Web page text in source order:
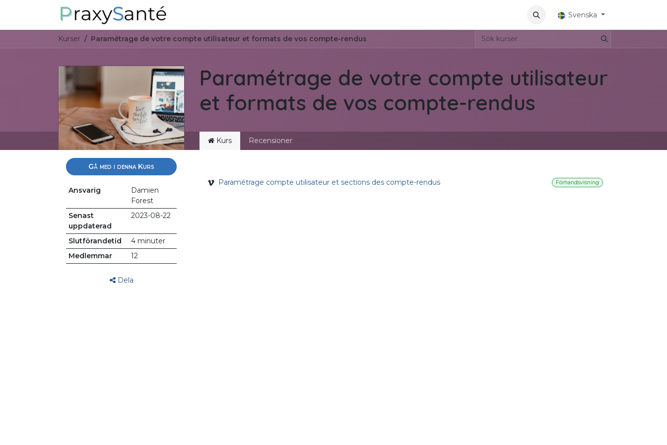
Hoppa till innehåll
Svenska
Kurser Paramétrage de votre compte utilisateur et formats de vos compte-rendus
Paramétrage de votre compte utilisateur
et formats de vos compte-rendus
Gå med i denna Kurs
Ansvarig
Damien
Forest
Senast
uppdaterad
2023-08-22
Slutförandetid
4 minuter
Medlemmar
12
Dela
Kurs Recensioner
Paramétrage compte utilisateur et sections des compte-rendus Förhandsvisning